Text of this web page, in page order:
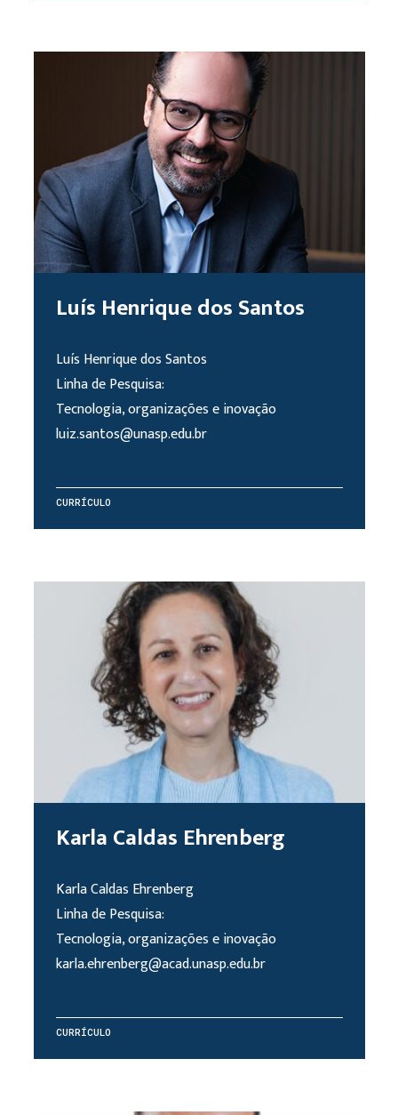
Luís Henrique dos Santos
Luís Henrique dos Santos
Linha de Pesquisa:
Tecnologia, organizações e inovação
luiz.santos@unasp.edu.br
CURRÍCULO
Karla Caldas Ehrenberg
Karla Caldas Ehrenberg
Linha de Pesquisa:
Tecnologia, organizações e inovação
karla.ehrenberg@acad.unasp.edu.br
CURRÍCULO